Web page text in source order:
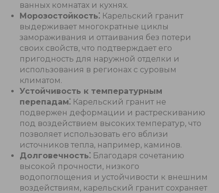
ванных комнатах и кухнях.
Морозостойкость⁚ Карельский гранит
выдерживает многократные циклы
замораживания и оттаивания без потери
своих свойств, что подтверждает его
пригодность для наружной отделки и
использования в регионах с суровым
климатом.
Устойчивость к температурным
перепадам⁚ Карельский гранит не
подвержен деформации и растрескиванию
под воздействием высоких температур, что
позволяет использовать его вблизи
источников тепла, например, каминов.
Долговечность⁚ Благодаря сочетанию
высокой прочности, низкого
водопоглощения и устойчивости к внешним
воздействиям, карельский гранит сохраняет